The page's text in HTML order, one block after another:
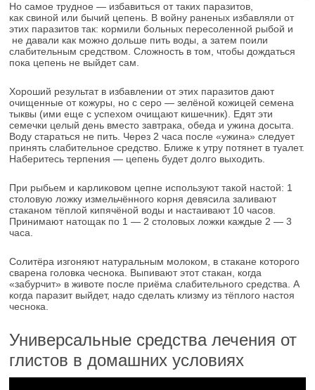
Но самое трудное — избавиться от таких паразитов,
как свиной или бычий цепень. В войну раненых избавляли от
этих паразитов так: кормили больных пересоленной рыбой и
не давали как можно дольше пить воды, а затем поили
слабительным средством. Сложность в том, чтобы дождаться
пока цепень не выйдет сам.
Хороший результат в избавлении от этих паразитов дают
очищенные от кожуры, но с серо — зелёной кожицей семена
тыквы (ими еще с успехом очищают кишечник). Едят эти
семечки целый день вместо завтрака, обеда и ужина досыта.
Воду стараться не пить. Через 2 часа после «ужина» следует
принять слабительное средство. Ближе к утру потянет в туалет.
Наберитесь терпения — цепень будет долго выходить.
При рыбьем и карликовом цепне используют такой настой: 1
столовую ложку измельчённого корня девясила заливают
стаканом тёплой кипячёной воды и настаивают 10 часов.
Принимают натощак по 1 — 2 столовых ложки каждые 2 — 3
часа.
Солитёра изгоняют натуральным молоком, в стакане которого
сварена головка чеснока. Выпивают этот стакан, когда
«забурчит» в животе после приёма слабительного средства. А
когда паразит выйдет, надо сделать клизму из тёплого настоя
чеснока.
Универсальные средства лечения от
глистов в домашних условиях